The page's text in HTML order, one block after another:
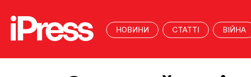
НОВИНИ СТАТТІ ВІЙНА